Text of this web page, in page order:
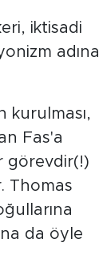
iktisadi
adına
kurulması,
Fas'a
görevdir(!)
Thomas
da öyle